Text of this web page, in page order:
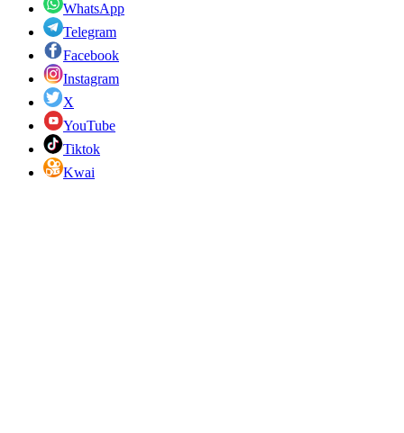
WhatsApp
Telegram
Facebook
Instagram
X
YouTube
Tiktok
Kwai